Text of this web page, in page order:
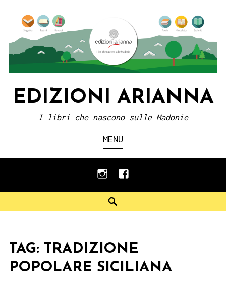
content
EDIZIONI ARIANNA
I libri che nascono sulle Madonie
MENU
instagramfacebook
TAG: TRADIZIONE
POPOLARE SICILIANA